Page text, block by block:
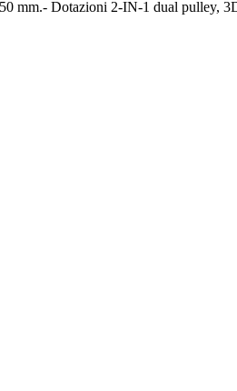
mm.- Dotazioni 2-IN-1 dual pulley,